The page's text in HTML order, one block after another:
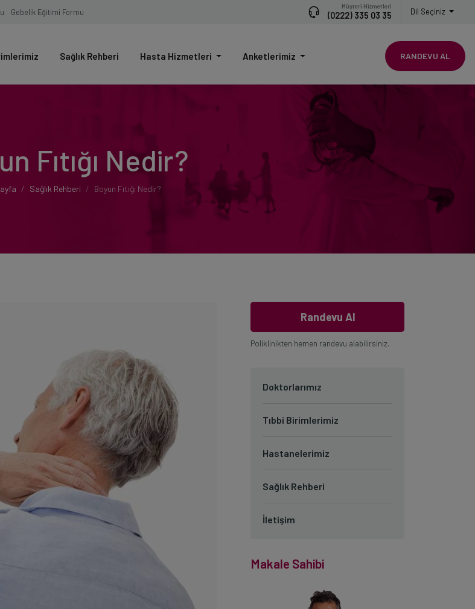
Gebelik Eğitimi Formu
Müşteri Hizmetleri
(0222) 335 03 35 Dil Seçiniz
Sağlık Rehberi Hasta Hizmetleri Anketlerimiz RANDEVU AL
Fıtığı Nedir?
Sağlık Rehberi Boyun Fıtığı Nedir?
Randevu Al
Poliklinikten hemen randevu alabilirsiniz.
Doktorlarımız
Tıbbi Birimlerimiz
Hastanelerimiz
Sağlık Rehberi
İletişim
Makale Sahibi